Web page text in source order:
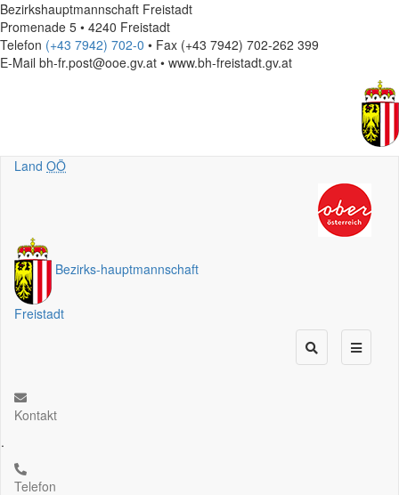
Bezirkshauptmannschaft Freistadt
Promenade 5 • 4240 Freistadt
Telefon (+43 7942) 702-0 • Fax (+43 7942) 702-262 399
E-Mail bh-fr.post@ooe.gv.at • www.bh-freistadt.gv.at
Land OÖ
Bezirks-hauptmannschaft
Freistadt
Kontakt
.
Telefon